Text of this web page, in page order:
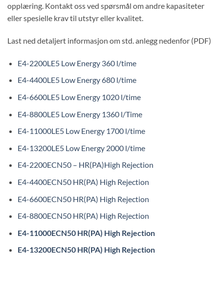
opplæring. Kontakt oss ved spørsmål om andre kapasiteter
eller spesielle krav til utstyr eller kvalitet.
Last ned detaljert informasjon om std. anlegg nedenfor (PDF)
E4-2200LE5 Low Energy 360 l/time
E4-4400LE5 Low Energy 680 l/time
E4-6600LE5 Low Energy 1020 l/time
E4-8800LE5 Low Energy 1360 l/Time
E4-11000LE5 Low Energy 1700 l/time
E4-13200LE5 Low Energy 2000 l/time
E4-2200ECN50 – HR(PA)High Rejection
E4-4400ECN50 HR(PA) High Rejection
E4-6600ECN50 HR(PA) High Rejection
E4-8800ECN50 HR(PA) High Rejection
E4-11000ECN50 HR(PA) High Rejection
E4-13200ECN50 HR(PA) High Rejection